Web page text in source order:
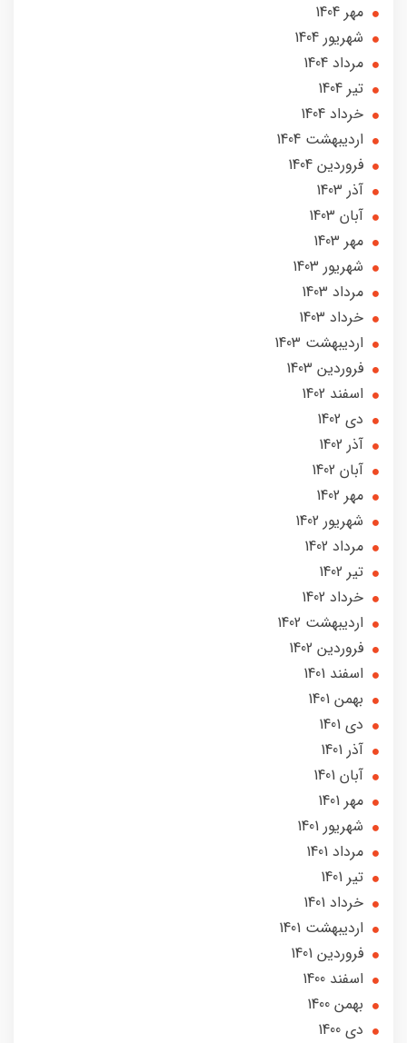
مهر 1404
شهریور 1404
مرداد 1404
تير 1404
خرداد 1404
ارديبهشت 1404
فروردین 1404
آذر 1403
آبان 1403
مهر 1403
شهریور 1403
مرداد 1403
خرداد 1403
ارديبهشت 1403
فروردین 1403
اسفند 1402
دی 1402
آذر 1402
آبان 1402
مهر 1402
شهریور 1402
مرداد 1402
تير 1402
خرداد 1402
ارديبهشت 1402
فروردین 1402
اسفند 1401
بهمن 1401
دی 1401
آذر 1401
آبان 1401
مهر 1401
شهریور 1401
مرداد 1401
تير 1401
خرداد 1401
ارديبهشت 1401
فروردین 1401
اسفند 1400
بهمن 1400
دی 1400